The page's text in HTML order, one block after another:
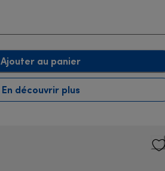
Ajouter au panier
En découvrir plus